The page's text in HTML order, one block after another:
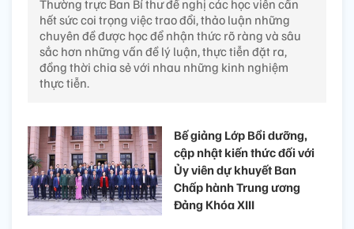
Thường trực Ban Bí thư đề nghị các học viên cần
hết sức coi trọng việc trao đổi, thảo luận những
chuyên đề được học để nhận thức rõ ràng và sâu
sắc hơn những vấn đề lý luận, thực tiễn đặt ra,
đồng thời chia sẻ với nhau những kinh nghiệm
thực tiễn.
Bế giảng Lớp Bồi dưỡng,
cập nhật kiến thức đối với
Ủy viên dự khuyết Ban
Chấp hành Trung ương
Đảng Khóa XIII